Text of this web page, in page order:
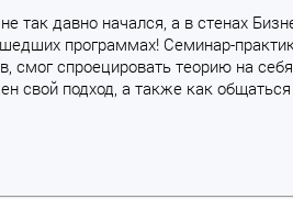
так давно начался, а в стенах
программах! Семинар-
спроецировать теорию на
свой подход, а также как